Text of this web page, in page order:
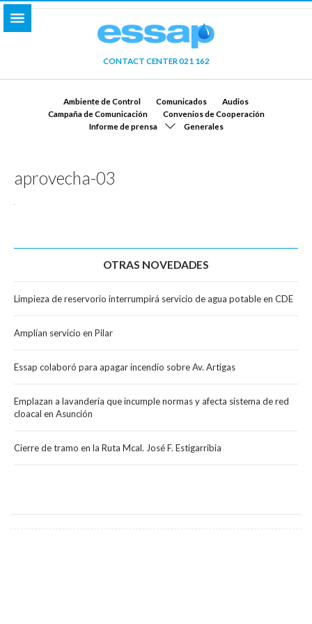
CONTACT CENTER 021 162
Ambiente de Control Comunicados
Audios
Campaña de Comunicación
Convenios de Cooperación
Informe de prensa
Generales
aprovecha-03
OTRAS NOVEDADES
Limpieza de reservorio interrumpirá servicio de agua potable en CDE
Amplían servicio en Pilar
Essap colaboró para apagar incendio sobre Av. Artigas
Emplazan a lavandería que incumple normas y afecta sistema de red
cloacal en Asunción
Cierre de tramo en la Ruta Mcal. José F. Estigarribia